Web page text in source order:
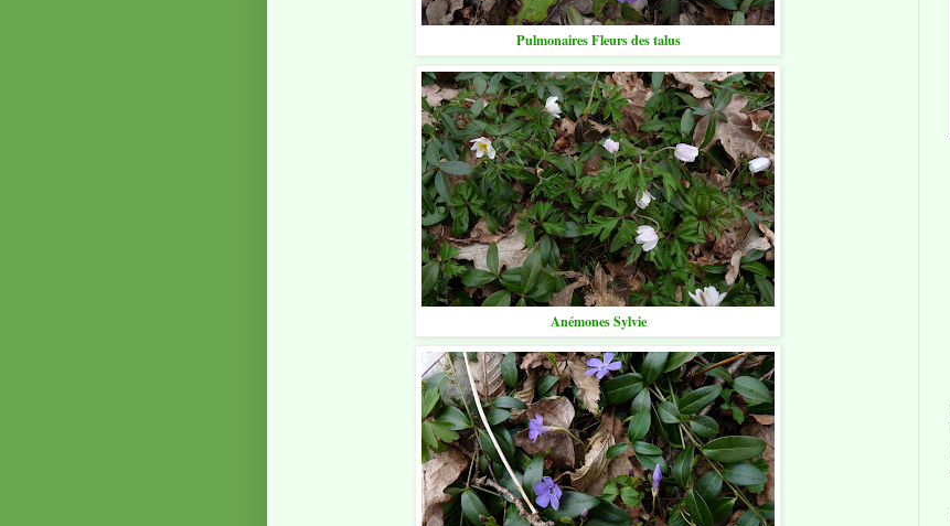
Pulmonaires Fleurs des talus
Anémones Sylvie